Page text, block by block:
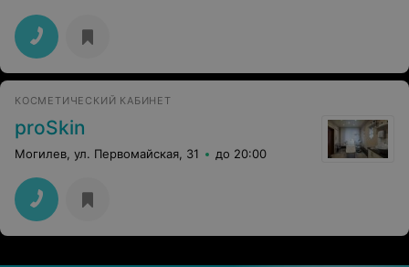
КОСМЕТИЧЕСКИЙ КАБИНЕТ
proSkin
Могилев, ул. Первомайская, 31 до 20:00